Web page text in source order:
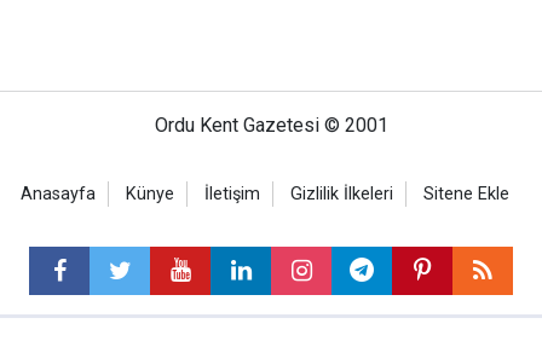
Ordu Kent Gazetesi © 2001
Anasayfa Künye İletişim Gizlilik İlkeleri Sitene Ekle